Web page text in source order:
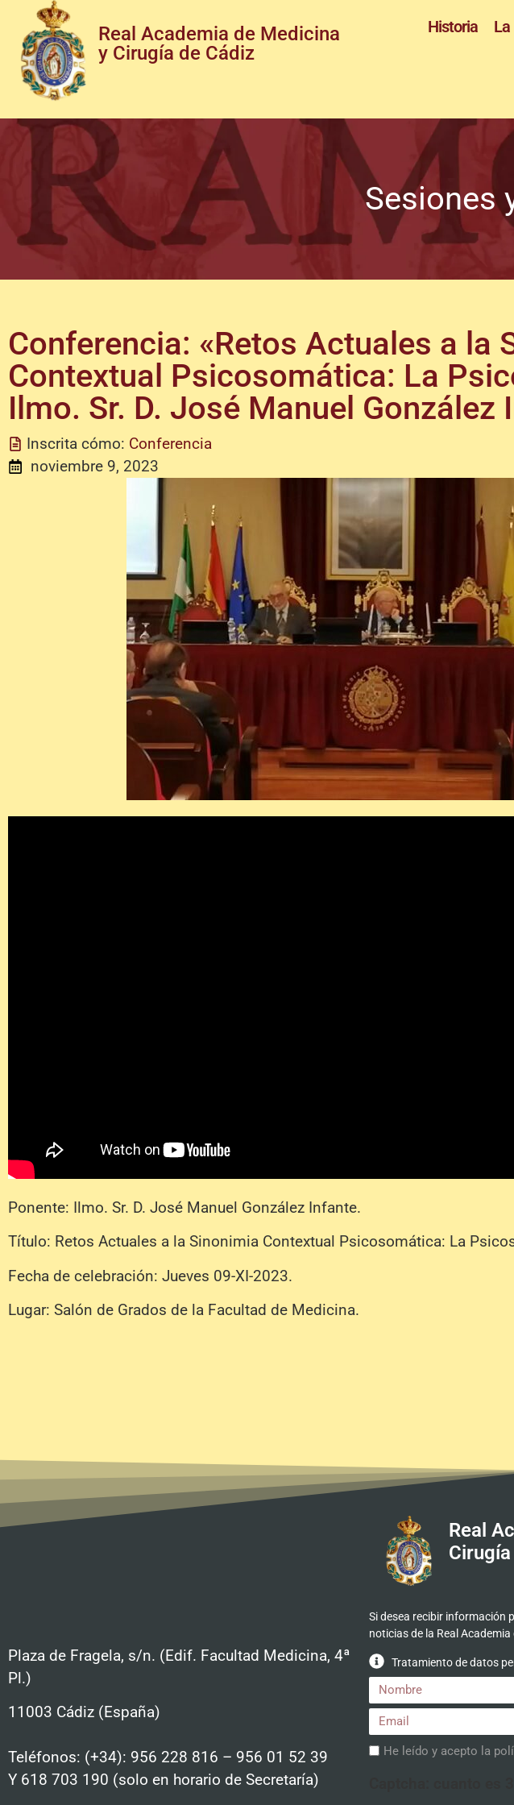
Real Academia de Medicina
y Cirugía de Cádiz
Historia
Sesiones
Conferencia: «Retos Actuales a la
Contextual Psicosomática: La
Ilmo. Sr. D. José Manuel González
Inscrita cómo: Conferencia
noviembre 9, 2023
Ponente: Ilmo. Sr. D. José Manuel González Infante.
Título: Retos Actuales a la Sinonimia Contextual Psicosomática: La
Fecha de celebración: Jueves 09-XI-2023.
Lugar: Salón de Grados de la Facultad de Medicina.
Plaza de Fragela, s/n. (Edif. Facultad Medicina, 4ª
Pl.)
11003 Cádiz (España)
Teléfonos: (+34): 956 228 816 – 956 01 52 39
Y 618 703 190 (solo en horario de Secretaría)
Real
Si desea recibir información
noticias de la Real
Tratamiento de datos
He leído y acepto la